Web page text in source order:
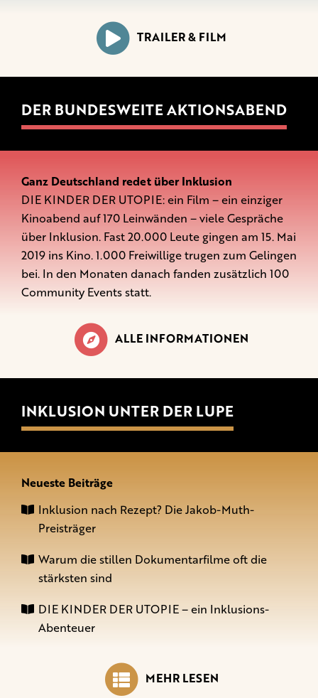
TRAILER & FILM
DER BUNDESWEITE AKTIONSABEND
Ganz Deutschland redet über Inklusion
DIE KINDER DER UTOPIE: ein Film – ein einziger
Kinoabend auf 170 Leinwänden – viele Gespräche
über Inklusion. Fast 20.000 Leute gingen am 15. Mai
2019 ins Kino. 1.000 Freiwillige trugen zum Gelingen
bei. In den Monaten danach fanden zusätzlich 100
Community Events statt.
ALLE INFORMATIONEN
INKLUSION UNTER DER LUPE
Neueste Beiträge
Inklusion nach Rezept? Die Jakob-Muth-
Preisträger
Warum die stillen Dokumentarfilme oft die
stärksten sind
DIE KINDER DER UTOPIE – ein Inklusions-
Abenteuer
MEHR LESEN